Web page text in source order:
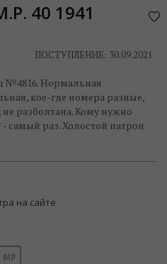
40 1941
ПОСТУПЛЕНИЕ: 30.09.2021
№4816. Нормальная
кое-где номера разные,
разболтана. Кому нужно
самый раз. Холостой патрон
на сайте
MP